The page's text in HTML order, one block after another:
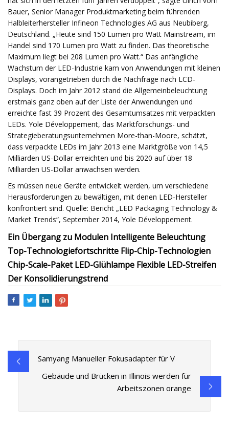
Bauer, Senior Manager Produktmarketing beim führenden
Halbleiterhersteller Infineon Technologies AG aus Neubiberg,
Deutschland. „Heute sind 150 Lumen pro Watt Mainstream, im
Handel sind 170 Lumen pro Watt zu finden. Das theoretische
Maximum liegt bei 208 Lumen pro Watt.“ Das anfängliche
Wachstum der LED-Industrie kam von Anwendungen mit kleinen
Displays, vorangetrieben durch die Nachfrage nach LCD-
Displays. Doch im Jahr 2012 stand die Allgemeinbeleuchtung
erstmals ganz oben auf der Liste der Anwendungen und
erreichte fast 39 Prozent des Gesamtumsatzes mit verpackten
LEDs. Yole Développement, das Marktforschungs- und
Strategieberatungsunternehmen More-than-Moore, schätzt,
dass verpackte LEDs im Jahr 2013 eine Marktgröße von 14,5
Milliarden US-Dollar erreichten und bis 2020 auf über 18
Milliarden US-Dollar anwachsen werden.
Es müssen neue Geräte entwickelt werden, um verschiedene
Herausforderungen zu bewältigen, mit denen LED-Hersteller
konfrontiert sind. Quelle: Bericht „LED Packaging Technology &
Market Trends“, September 2014, Yole Développement.
Ein Übergang zu Modulen Intelligente Beleuchtung
Top-Technologiefortschritte Flip-Chip-Technologien
Chip-Scale-Paket LED-Glühlampe Flexible LED-Streifen
Der Konsolidierungstrend
Samyang Manueller Fokusadapter für V
Gebäude und Brücken in Illinois werden für
Arbeitszonen orange